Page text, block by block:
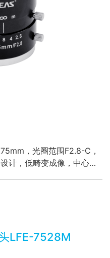
，光圈范围F2.8-C，
计，低畸变成像，中心和
业镜头LFE-7528M